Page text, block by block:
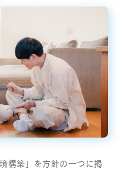
構築」を方針の一つに掲